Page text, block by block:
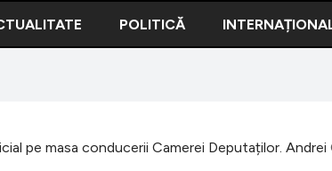
POLITICĂ
pe masa conducerii Camerei Deputaților.